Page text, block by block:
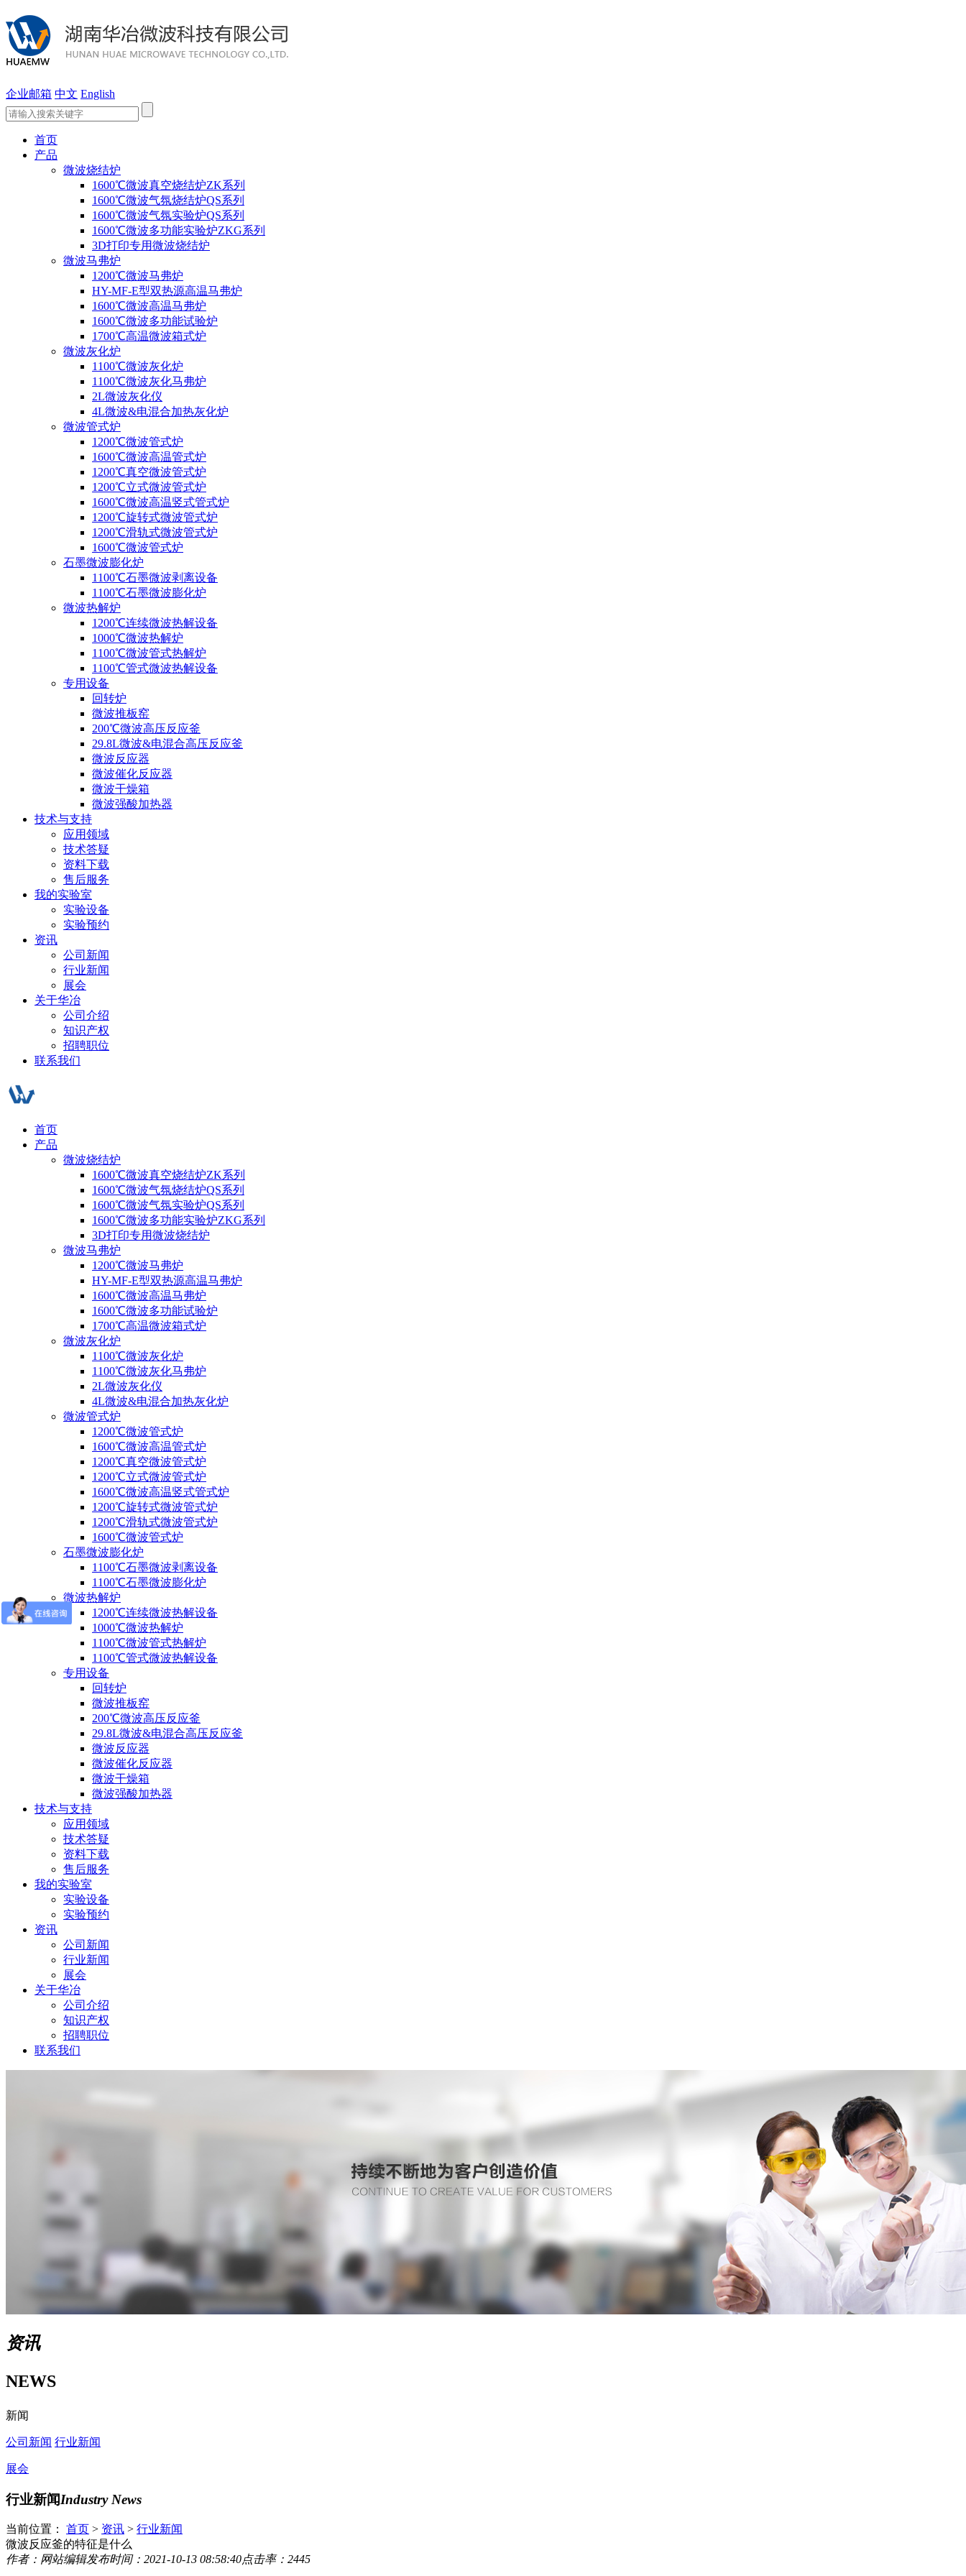
企业邮箱 中文 English
首页
产品
微波烧结炉
1600℃微波真空烧结炉ZK系列
1600℃微波气氛烧结炉QS系列
1600℃微波气氛实验炉QS系列
1600℃微波多功能实验炉ZKG系列
3D打印专用微波烧结炉
微波马弗炉
1200℃微波马弗炉
HY-MF-E型双热源高温马弗炉
1600℃微波高温马弗炉
1600℃微波多功能试验炉
1700℃高温微波箱式炉
微波灰化炉
1100℃微波灰化炉
1100℃微波灰化马弗炉
2L微波灰化仪
4L微波&电混合加热灰化炉
微波管式炉
1200℃微波管式炉
1600℃微波高温管式炉
1200℃真空微波管式炉
1200℃立式微波管式炉
1600℃微波高温竖式管式炉
1200℃旋转式微波管式炉
1200℃滑轨式微波管式炉
1600℃微波管式炉
石墨微波膨化炉
1100℃石墨微波剥离设备
1100℃石墨微波膨化炉
微波热解炉
1200℃连续微波热解设备
1000℃微波热解炉
1100℃微波管式热解炉
1100℃管式微波热解设备
专用设备
回转炉
微波推板窑
200℃微波高压反应釜
29.8L微波&电混合高压反应釜
微波反应器
微波催化反应器
微波干燥箱
微波强酸加热器
技术与支持
应用领域
技术答疑
资料下载
售后服务
我的实验室
实验设备
实验预约
资讯
公司新闻
行业新闻
展会
关于华冶
公司介绍
知识产权
招聘职位
联系我们
首页
产品
微波烧结炉
1600℃微波真空烧结炉ZK系列
1600℃微波气氛烧结炉QS系列
1600℃微波气氛实验炉QS系列
1600℃微波多功能实验炉ZKG系列
3D打印专用微波烧结炉
微波马弗炉
1200℃微波马弗炉
HY-MF-E型双热源高温马弗炉
1600℃微波高温马弗炉
1600℃微波多功能试验炉
1700℃高温微波箱式炉
微波灰化炉
1100℃微波灰化炉
1100℃微波灰化马弗炉
2L微波灰化仪
4L微波&电混合加热灰化炉
微波管式炉
1200℃微波管式炉
1600℃微波高温管式炉
1200℃真空微波管式炉
1200℃立式微波管式炉
1600℃微波高温竖式管式炉
1200℃旋转式微波管式炉
1200℃滑轨式微波管式炉
1600℃微波管式炉
石墨微波膨化炉
1100℃石墨微波剥离设备
1100℃石墨微波膨化炉
微波热解炉
1200℃连续微波热解设备
1000℃微波热解炉
1100℃微波管式热解炉
1100℃管式微波热解设备
专用设备
回转炉
微波推板窑
200℃微波高压反应釜
29.8L微波&电混合高压反应釜
微波反应器
微波催化反应器
微波干燥箱
微波强酸加热器
技术与支持
应用领域
技术答疑
资料下载
售后服务
我的实验室
实验设备
实验预约
资讯
公司新闻
行业新闻
展会
关于华冶
公司介绍
知识产权
招聘职位
联系我们
资讯
NEWS
新闻
公司新闻 行业新闻
展会
行业新闻Industry News
当前位置： 首页 > 资讯 > 行业新闻
微波反应釜的特征是什么
作者：网站编辑发布时间：2021-10-13 08:58:40点击率：2445